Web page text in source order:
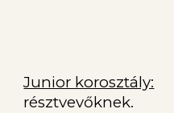
Junior korosztály:
résztvevőknek.